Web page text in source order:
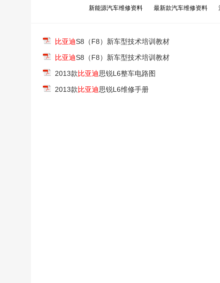
新能源汽车维修资料
最新款汽车维修资料
比亚迪S8（F8）新车型技术培训教材
比亚迪S8（F8）新车型技术培训教材
2013款比亚迪思锐L6整车电路图
2013款比亚迪思锐L6维修手册